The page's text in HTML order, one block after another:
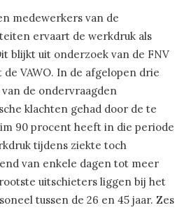
medewerkers van de
ervaart de werkdruk als
blijkt uit onderzoek van de FNV
VAWO. In de afgelopen drie
de ondervraagden
klachten gehad door de te
90 procent heeft in die periode
tijdens ziekte toch
van enkele dagen tot meer
uitschieters liggen bij het
tussen de 26 en 45 jaar. Zes